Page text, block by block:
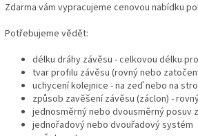
Zdarma vám vypracujeme cenovou nabídku
Potřebujeme vědět:
délku dráhy závěsu - celkovou délku
tvar profilu závěsu (rovný nebo
uchycení kolejnice - na zeď nebo na
způsob zavěšení závěsu (záclon) -
jednosměrný nebo dvousměrný posuv
jednořadový nebo dvouřadový systém